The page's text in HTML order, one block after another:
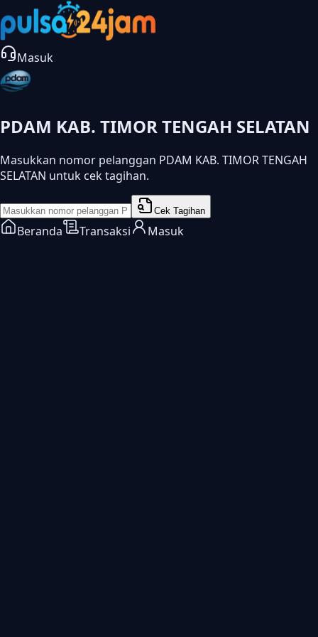
Masuk
PDAM KAB. TIMOR TENGAH SELATAN
Masukkan nomor pelanggan PDAM KAB. TIMOR TENGAH
SELATAN untuk cek tagihan.
Cek Tagihan
Beranda Transaksi Masuk